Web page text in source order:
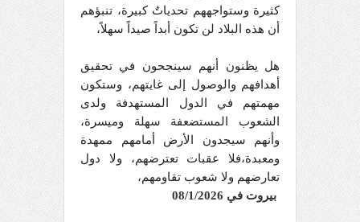
كثيرة وستواجههم تحدياتٌ كبيرة، تنبؤهم
أن هذه البلاد لن تكون أبداً صيداً سهلاً،
هل يظنون أنهم سينجحون في تحقيق
أهدافهم والوصول إلى غايتهم، وستكون
مهمتهم في الدول المستهدفة ولدى
الشعوب المستضعفة سهلة وميسرة،
وأنهم سيجدون الأرض أمامهم ممهدة
ومعبدة،فلا عقبات تعترضهم، ولا دول
تعارضهم ولا شعوب تقاومهم،
بيروت في 0
8/1/2026